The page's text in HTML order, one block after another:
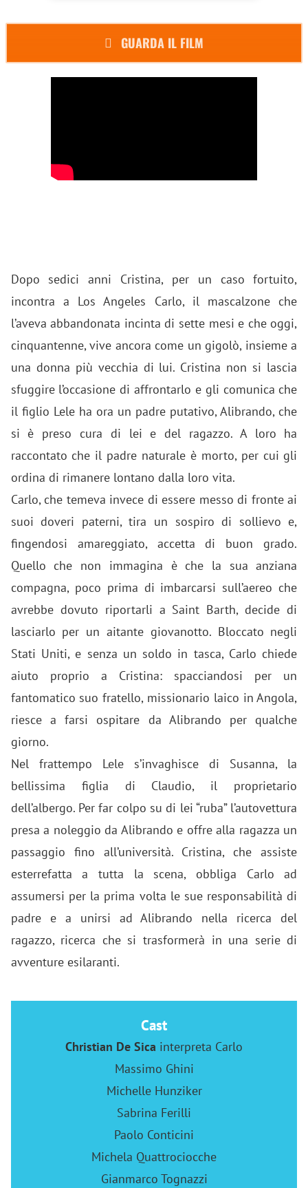
GUARDA IL FILM
Dopo sedici anni Cristina, per un caso fortuito,
incontra a Los Angeles Carlo, il mascalzone che
l’aveva abbandonata incinta di sette mesi e che oggi,
cinquantenne, vive ancora come un gigolò, insieme a
una donna più vecchia di lui. Cristina non si lascia
sfuggire l’occasione di affrontarlo e gli comunica che
il figlio Lele ha ora un padre putativo, Alibrando, che
si è preso cura di lei e del ragazzo. A loro ha
raccontato che il padre naturale è morto, per cui gli
ordina di rimanere lontano dalla loro vita.
Carlo, che temeva invece di essere messo di fronte ai
suoi doveri paterni, tira un sospiro di sollievo e,
fingendosi amareggiato, accetta di buon grado.
Quello che non immagina è che la sua anziana
compagna, poco prima di imbarcarsi sull’aereo che
avrebbe dovuto riportarli a Saint Barth, decide di
lasciarlo per un aitante giovanotto. Bloccato negli
Stati Uniti, e senza un soldo in tasca, Carlo chiede
aiuto proprio a Cristina: spacciandosi per un
fantomatico suo fratello, missionario laico in Angola,
riesce a farsi ospitare da Alibrando per qualche
giorno.
Nel frattempo Lele s’invaghisce di Susanna, la
bellissima figlia di Claudio, il proprietario
dell’albergo. Per far colpo su di lei “ruba” l’autovettura
presa a noleggio da Alibrando e offre alla ragazza un
passaggio fino all’università. Cristina, che assiste
esterrefatta a tutta la scena, obbliga Carlo ad
assumersi per la prima volta le sue responsabilità di
padre e a unirsi ad Alibrando nella ricerca del
ragazzo, ricerca che si trasformerà in una serie di
avventure esilaranti.
Cast
Christian De Sica interpreta Carlo
Massimo Ghini
Michelle Hunziker
Sabrina Ferilli
Paolo Conticini
Michela Quattrociocche
Gianmarco Tognazzi